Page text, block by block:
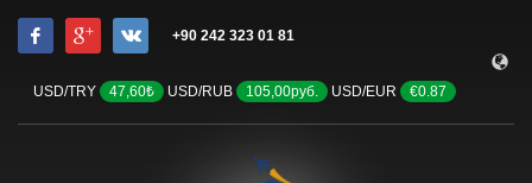
+90 242 323 01 81
USD/TRY 47,60₺ USD/RUB 105,00руб. USD/EUR €0.87